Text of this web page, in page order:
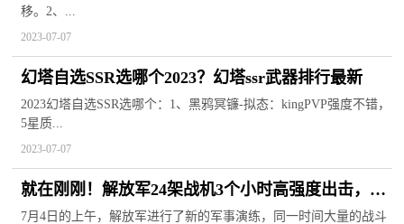
移。2、...
2023-07-07
幻塔自选SSR选哪个2023？幻塔ssr武器排行最新
2023幻塔自选SSR选哪个：1、黑鸦冥镰-拟态：kingPVP强度不错，
5星质...
2023-07-07
就在刚刚！解放军24架战机3个小时高强度出击，抹
平台海中线
7月4日的上午，解放军进行了新的军事演练，同一时间大量的战斗